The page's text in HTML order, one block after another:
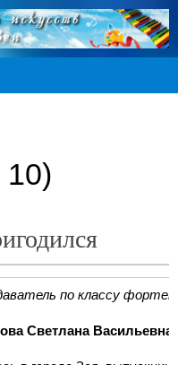
10)
по классу
Светлана Васильевна